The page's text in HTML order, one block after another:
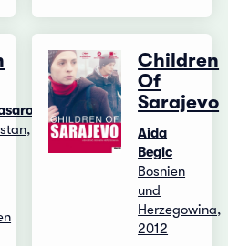
Children
Of
Sarajevo
Aida
Begic
Bosnien
und
Herzegowina,
2012